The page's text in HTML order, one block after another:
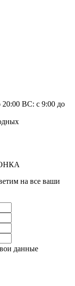
ВС: с 9:00 до
на все ваши
данные